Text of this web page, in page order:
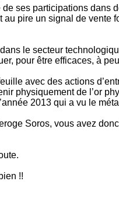
de ses participations
pire un signal de vente
le secteur
pour être efficaces, à
avec des actions
physiquement de l’or
2013 qui a vu le
Soros, vous avez
!!